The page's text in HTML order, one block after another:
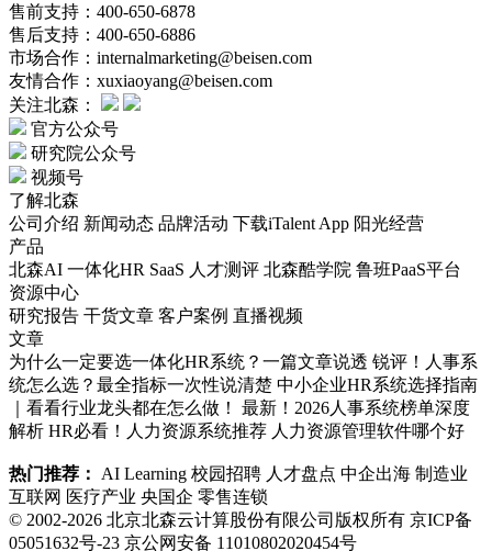
售前支持：400-650-6878
售后支持：400-650-6886
市场合作：internalmarketing@beisen.com
友情合作：xuxiaoyang@beisen.com
关注北森：
官方公众号
研究院公众号
视频号
了解北森
公司介绍 新闻动态 品牌活动 下载iTalent App 阳光经营
产品
北森AI 一体化HR SaaS 人才测评 北森酷学院 鲁班PaaS平台
资源中心
研究报告 干货文章 客户案例 直播视频
文章
为什么一定要选一体化HR系统？一篇文章说透 锐评！人事系
统怎么选？最全指标一次性说清楚 中小企业HR系统选择指南
｜看看行业龙头都在怎么做！
最新！2026人事系统榜单深度
解析 HR必看！人力资源系统推荐 人力资源管理软件哪个好
热门推荐： AI Learning 校园招聘 人才盘点 中企出海 制造业
互联网 医疗产业 央国企 零售连锁
© 2002-2026 北京北森云计算股份有限公司版权所有 京ICP备
05051632号-23 京公网安备 11010802020454号